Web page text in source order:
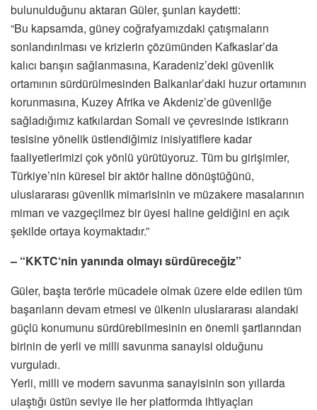
bulunulduğunu aktaran Güler, şunları kaydetti:
“Bu kapsamda, güney coğrafyamızdaki çatışmaların
sonlandırılması ve krizlerin çözümünden Kafkaslar’da
kalıcı barışın sağlanmasına, Karadeniz’deki güvenlik
ortamının sürdürülmesinden Balkanlar’daki huzur ortamının
korunmasına, Kuzey Afrika ve Akdeniz’de güvenliğe
sağladığımız katkılardan Somali ve çevresinde istikrarın
tesisine yönelik üstlendiğimiz inisiyatiflere kadar
faaliyetlerimizi çok yönlü yürütüyoruz. Tüm bu girişimler,
Türkiye’nin küresel bir aktör haline dönüştüğünü,
uluslararası güvenlik mimarisinin ve müzakere masalarının
mimarı ve vazgeçilmez bir üyesi haline geldiğini en açık
şekilde ortaya koymaktadır.”
– “KKTC‘nin yanında olmayı sürdüreceğiz”
Güler, başta terörle mücadele olmak üzere elde edilen tüm
başarıların devam etmesi ve ülkenin uluslararası alandaki
güçlü konumunu sürdürebilmesinin en önemli şartlarından
birinin de yerli ve milli savunma sanayisi olduğunu
vurguladı.
Yerli, milli ve modern savunma sanayisinin son yıllarda
ulaştığı üstün seviye ile her platformda ihtiyaçları